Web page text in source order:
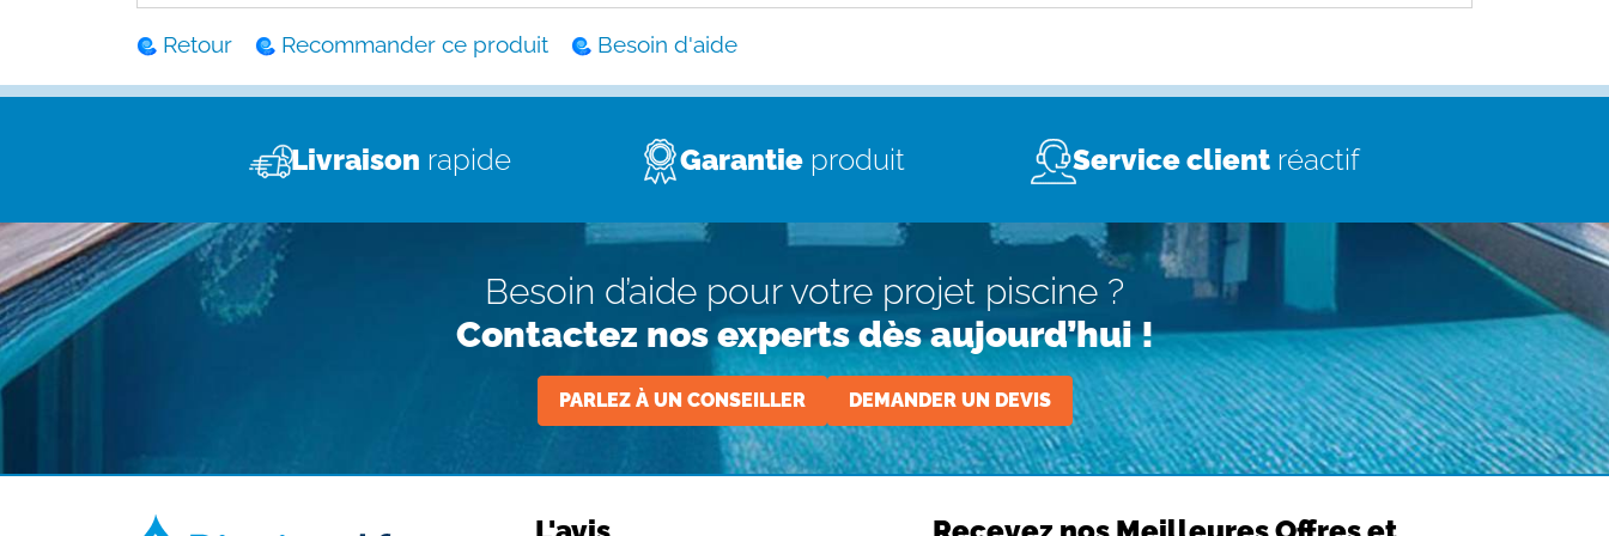
Retour Recommander ce produit Besoin d'aide
Livraison rapide Garantieproduit Service client réactif
Besoin d’aide pour votre projet piscine ?
Contactez nos experts dès aujourd’hui !
PARLEZ À UN CONSEILLER DEMANDER UN DEVIS